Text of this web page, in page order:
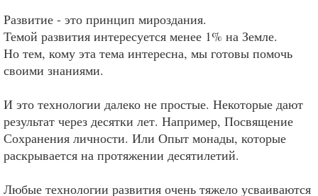
Развитие - это принцип мироздания.
Темой развития интересуется менее 1% на Земле.
Но тем, кому эта тема интересна, мы готовы помочь
своими знаниями.
И это технологии далеко не простые. Некоторые дают
результат через десятки лет. Например, Посвящение
Сохранения личности. Или Опыт монады, которые
раскрывается на протяжении десятилетий.
Любые технологии развития очень тяжело усваиваются